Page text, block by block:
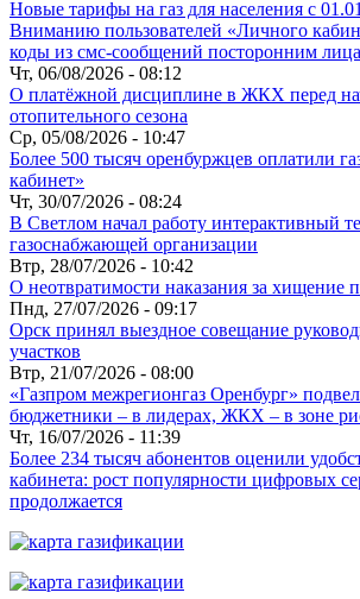
Новые тарифы на газ для населения с
Вниманию пользователей «Личного
коды из смс-сообщений посторонним
Чт, 06/08/2026 - 08:12
О платёжной дисциплине в ЖКХ перед
отопительного сезона
Ср, 05/08/2026 - 10:47
Более 500 тысяч оренбуржцев оплатили
кабинет»
Чт, 30/07/2026 - 08:24
В Светлом начал работу интерактивный
газоснабжающей организации
Втр, 28/07/2026 - 10:42
О неотвратимости наказания за хищение
Пнд, 27/07/2026 - 09:17
Орск принял выездное совещание
участков
Втр, 21/07/2026 - 08:00
«Газпром межрегионгаз Оренбург»
бюджетники – в лидерах, ЖКХ – в зоне
Чт, 16/07/2026 - 11:39
Более 234 тысяч абонентов оценили
кабинета: рост популярности цифровых
продолжается